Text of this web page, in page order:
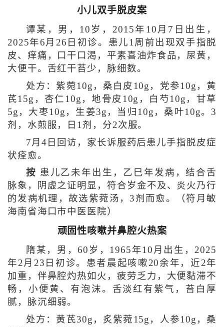
小儿双手脱皮案
谭某，男，10岁，2015年10月7日出生，
2025年6月26日初诊。患儿1周前出现双手指脱
皮、痒痛，口干口渴，平素喜油炸食品，尿黄，
大便干。舌红干苔少，脉细数。
处方：紫菀10g，桑白皮10g，党参10g，黄
芪15g，杏仁10g，地骨皮10g，白芍10g，甘草
5g，大枣10g，生姜3g，当归10g，桑叶10g。3
剂，水煎服，日1剂，分2次服。
7月4日回访，家长诉服药后患儿手指脱皮症
状痊愈。
按 患儿乙未年出生，乙巳年发病，结合舌
脉象，阴虚之证明显，符合岁金不及、炎火乃行
的发病机理，故选紫菀汤，3剂而愈。（符月敏
海南省海口市中医医院）
顽固性咳嗽并鼻腔火热案
隋某，男，60岁，1965年10月出生，2025
年2月23日初诊。患者晨起咳嗽20余年，近2年
加重，伴鼻腔灼热如火，疲劳乏力，大便黏滞不
畅，小便黄、有泡沫。舌淡红有紫气，苔白厚
腻，脉沉细弱。
处方：黄芪30g，炙紫菀15g，人参10g，桑